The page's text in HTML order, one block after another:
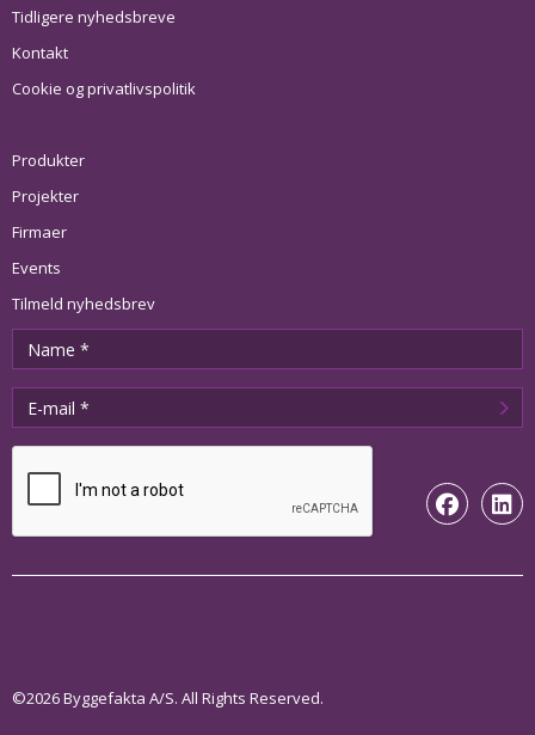
Tidligere nyhedsbreve
Kontakt
Cookie og privatlivspolitik
Produkter
Projekter
Firmaer
Events
Tilmeld nyhedsbrev
©2026 Byggefakta A/S. All Rights Reserved.